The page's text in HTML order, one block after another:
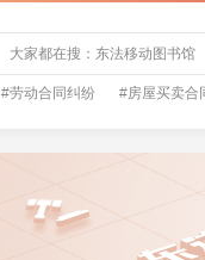
#劳动合同纠纷 #房屋买卖合